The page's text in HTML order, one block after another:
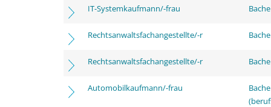
IT-Systemkaufmann/-frau
Rechtsanwaltsfachangestellte/-r
Rechtsanwaltsfachangestellte/-r
Automobilkaufmann/-frau